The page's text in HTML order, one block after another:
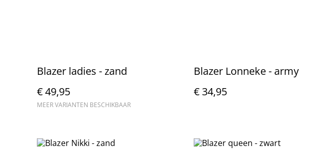
Blazer ladies - zand
€ 49,95
MEER VARIANTEN BESCHIKBAAR
Blazer Lonneke - army
€ 34,95